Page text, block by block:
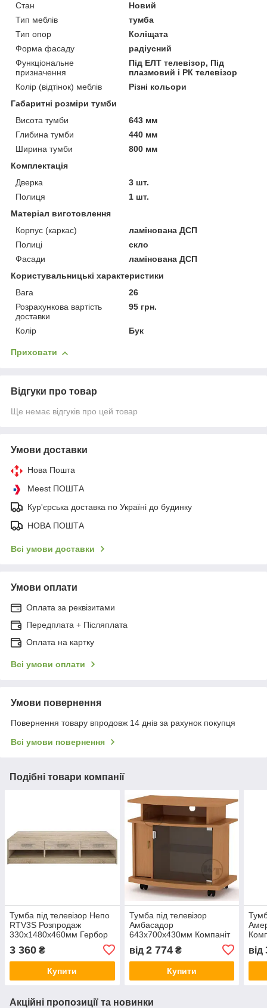
Стан
Новий
Тип меблів
тумба
Тип опор
Коліщата
Форма фасаду
радіусний
Функціональне
призначення
Під ЕЛТ телевізор, Під
плазмовий і РК телевізор
Колір (відтінок) меблів
Різні кольори
Габаритні розміри тумби
Висота тумби
643 мм
Глибина тумби
440 мм
Ширина тумби
800 мм
Комплектація
Дверка
3 шт.
Полиця
1 шт.
Матеріал виготовлення
Корпус (каркас)
ламінована ДСП
Полиці
скло
Фасади
ламінована ДСП
Користувальницькі характеристики
Вага
26
Розрахункова вартість
доставки
95 грн.
Колір Бук
Приховати
Відгуки про товар
Ще немає відгуків про цей товар
Умови доставки
Нова Пошта
Meest ПОШТА
Кур'єрська доставка по Україні до будинку
НОВА ПОШТА
Всі умови доставки
Умови оплати
Оплата за реквізитами
Передплата + Післяплата
Оплата на картку
Всі умови оплати
Умови повернення
Повернення товару впродовж 14 днів за рахунок покупця
Всі умови повернення
Подібні товари компанії
Тумба під телевізор Непо
RTV3S Розпродаж
330х1480х460мм Гербор
3 360 ₴
Купити
Тумба під телевізор
Амбасадор
643х700х430мм Компаніт
від 2 774₴
Купити
від
Акційні пропозиції та новинки